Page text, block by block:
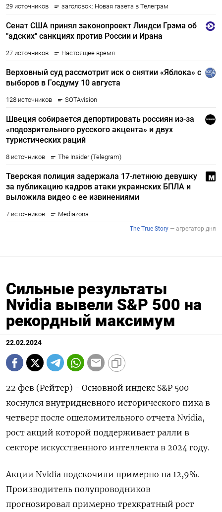
Сильные результаты
Nvidia вывели S&P 500 на
рекордный максимум
22.02.2024
22 фев (Рейтер) - Основной индекс S&P 500
коснулся внутридневного исторического пика в
четверг после ошеломительного отчета Nvidia,
рост акций которой поддерживает ралли в
секторе искусственного интеллекта в 2024 году.
Акции Nvidia подскочили примерно на 12,9%.
Производитель полупроводников
прогнозировал примерно трехкратный рост